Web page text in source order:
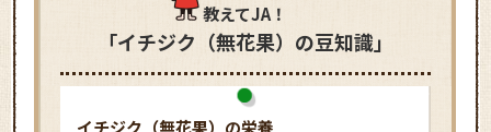
教えてJA！
「イチジク（無花果）の豆知識」
イチジク（無花果）の栄養